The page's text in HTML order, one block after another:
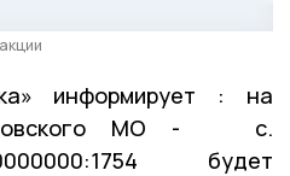
информирует : на
МО - с.
будет